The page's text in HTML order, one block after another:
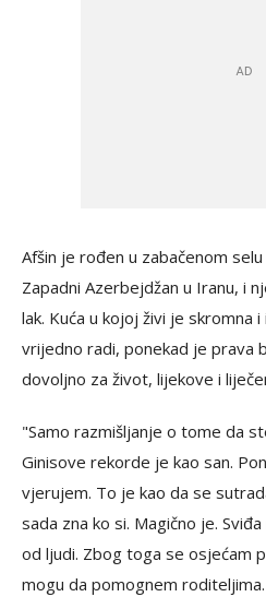
Afšin je rođen u zabačenom
Zapadni Azerbejdžan u Iranu, i
lak. Kuća u kojoj živi je skromna
vrijedno radi, ponekad je prava
dovoljno za život, lijekove i
"Samo razmišljanje o tome da
Ginisove rekorde je kao san.
vjerujem. To je kao da se
sada zna ko si. Magično je.
od ljudi. Zbog toga se osjećam
mogu da pomognem